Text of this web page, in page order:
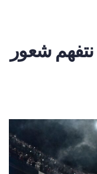
شعور